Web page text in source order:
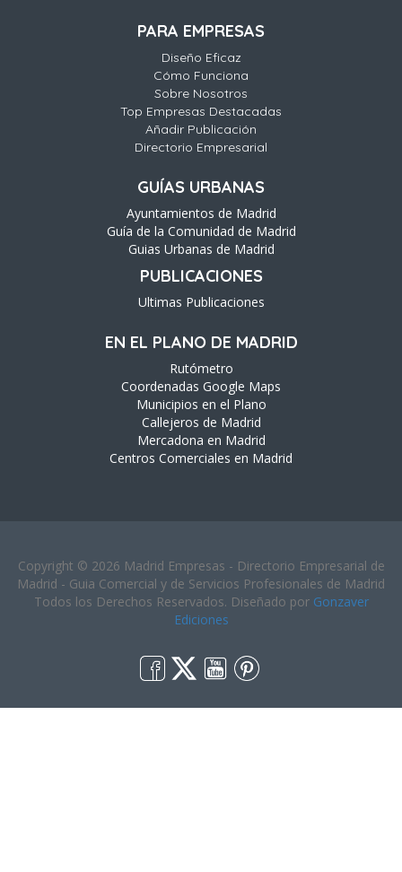
PARA EMPRESAS
Diseño Eficaz
Cómo Funciona
Sobre Nosotros
Top Empresas Destacadas
Añadir Publicación
Directorio Empresarial
GUÍAS URBANAS
Ayuntamientos de Madrid
Guía de la Comunidad de Madrid
Guias Urbanas de Madrid
PUBLICACIONES
Ultimas Publicaciones
EN EL PLANO DE MADRID
Rutómetro
Coordenadas Google Maps
Municipios en el Plano
Callejeros de Madrid
Mercadona en Madrid
Centros Comerciales en Madrid
Copyright © 2026 Madrid Empresas - Directorio Empresarial de
Madrid - Guia Comercial y de Servicios Profesionales de Madrid
Todos los Derechos Reservados. Diseñado por Gonzaver
Ediciones